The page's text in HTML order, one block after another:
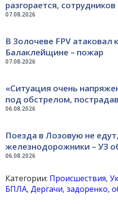
07.08.2026
разгорается,
07.08.2026
В Золочеве FPV атаковал
Балаклейщине – пожар
06.08.2026
«Ситуация очень
под обстрелом,
06.08.2026
Поезда в Лозовую не
железнодорожники – УЗ
Категории: Происшествия,
БПЛА,Дергачи,задоренко,